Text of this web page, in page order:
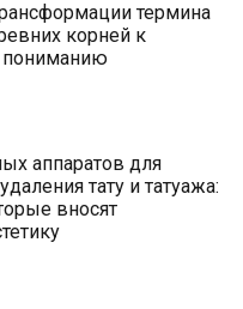
термина
корней к
аппаратов для
тату и татуажа:
вносят